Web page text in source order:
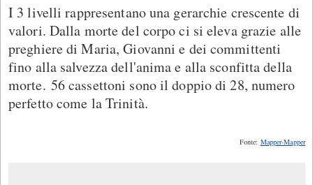
I 3 livelli rappresentano una gerarchie crescente di
valori. Dalla morte del corpo ci si eleva grazie alle
preghiere di Maria, Giovanni e dei committenti
fino alla salvezza dell'anima e alla sconfitta della
morte. 56 cassettoni sono il doppio di 28, numero
perfetto come la Trinità.
Fonte: Mapper-Mapper